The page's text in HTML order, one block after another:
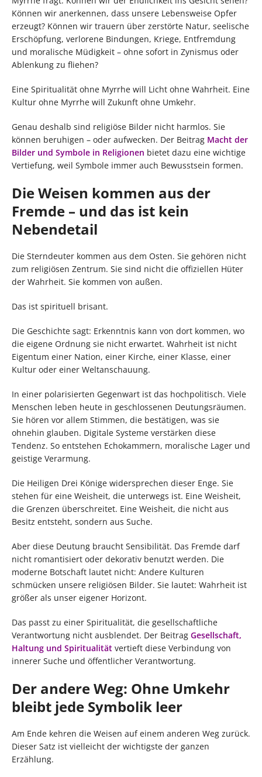
Können wir anerkennen, dass unsere Lebensweise Opfer
erzeugt? Können wir trauern über zerstörte Natur, seelische
Erschöpfung, verlorene Bindungen, Kriege, Entfremdung
und moralische Müdigkeit – ohne sofort in Zynismus oder
Ablenkung zu fliehen?
Eine Spiritualität ohne Myrrhe will Licht ohne Wahrheit. Eine
Kultur ohne Myrrhe will Zukunft ohne Umkehr.
Genau deshalb sind religiöse Bilder nicht harmlos. Sie
können beruhigen – oder aufwecken. Der Beitrag Macht der
Bilder und Symbole in Religionen bietet dazu eine wichtige
Vertiefung, weil Symbole immer auch Bewusstsein formen.
Die Weisen kommen aus der
Fremde – und das ist kein
Nebendetail
Die Sterndeuter kommen aus dem Osten. Sie gehören nicht
zum religiösen Zentrum. Sie sind nicht die offiziellen Hüter
der Wahrheit. Sie kommen von außen.
Das ist spirituell brisant.
Die Geschichte sagt: Erkenntnis kann von dort kommen, wo
die eigene Ordnung sie nicht erwartet. Wahrheit ist nicht
Eigentum einer Nation, einer Kirche, einer Klasse, einer
Kultur oder einer Weltanschauung.
In einer polarisierten Gegenwart ist das hochpolitisch. Viele
Menschen leben heute in geschlossenen Deutungsräumen.
Sie hören vor allem Stimmen, die bestätigen, was sie
ohnehin glauben. Digitale Systeme verstärken diese
Tendenz. So entstehen Echokammern, moralische Lager und
geistige Verarmung.
Die Heiligen Drei Könige widersprechen dieser Enge. Sie
stehen für eine Weisheit, die unterwegs ist. Eine Weisheit,
die Grenzen überschreitet. Eine Weisheit, die nicht aus
Besitz entsteht, sondern aus Suche.
Aber diese Deutung braucht Sensibilität. Das Fremde darf
nicht romantisiert oder dekorativ benutzt werden. Die
moderne Botschaft lautet nicht: Andere Kulturen
schmücken unsere religiösen Bilder. Sie lautet: Wahrheit ist
größer als unser eigener Horizont.
Das passt zu einer Spiritualität, die gesellschaftliche
Verantwortung nicht ausblendet. Der Beitrag Gesellschaft,
Haltung und Spiritualität vertieft diese Verbindung von
innerer Suche und öffentlicher Verantwortung.
Der andere Weg: Ohne Umkehr
bleibt jede Symbolik leer
Am Ende kehren die Weisen auf einem anderen Weg zurück.
Dieser Satz ist vielleicht der wichtigste der ganzen
Erzählung.